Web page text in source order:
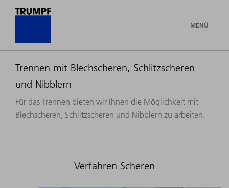
MENÜ
Trennen mit Blechscheren, Schlitzscheren
und Nibblern
Für das Trennen bieten wir Ihnen die Möglichkeit mit
Blechscheren, Schlitzscheren und Nibblern zu arbeiten.
Verfahren Scheren